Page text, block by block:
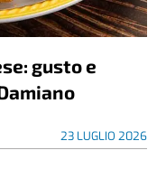
gusto e
23 LUGLIO 2026